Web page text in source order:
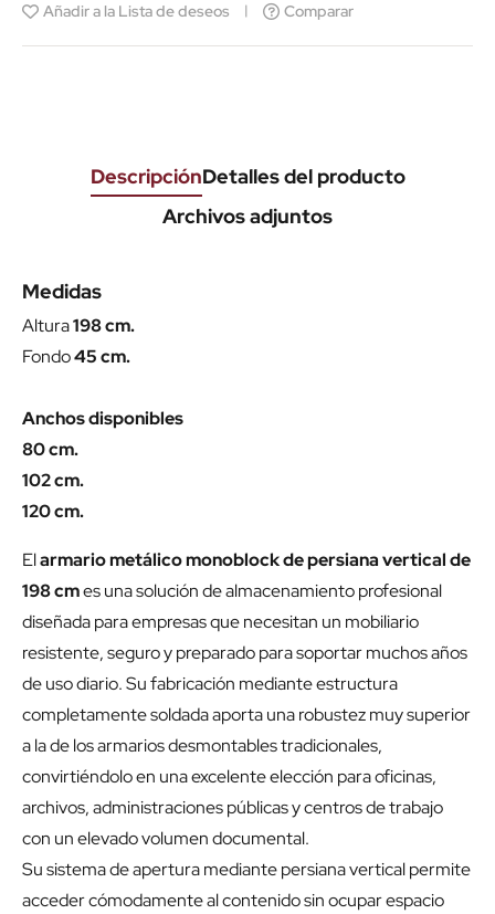
Añadir a la Lista de deseos
Comparar
DescripciónDetalles del producto
Archivos adjuntos
Medidas
Altura198 cm.
Fondo45 cm.
Anchos disponibles
80 cm.
102 cm.
120 cm.
Elarmario metálico monoblock de persiana vertical de
198 cmes una solución de almacenamiento profesional
diseñada para empresas que necesitan un mobiliario
resistente, seguro y preparado para soportar muchos años
de uso diario. Su fabricación mediante estructura
completamente soldada aporta una robustez muy superior
a la de los armarios desmontables tradicionales,
convirtiéndolo en una excelente elección para oficinas,
archivos, administraciones públicas y centros de trabajo
con un elevado volumen documental.
Su sistema de apertura mediante persiana vertical permite
acceder cómodamente al contenido sin ocupar espacio